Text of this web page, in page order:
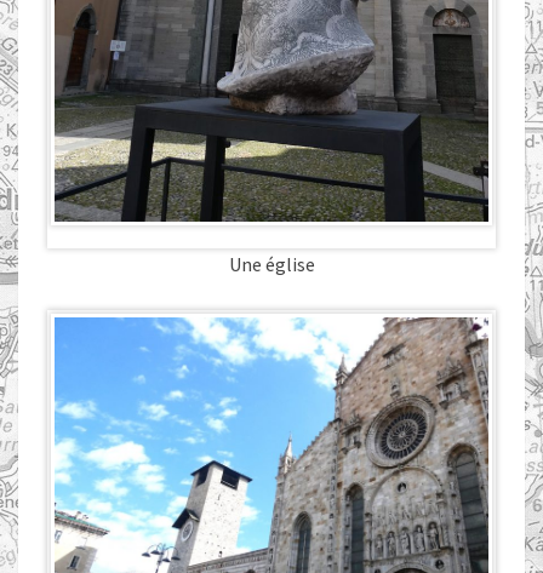
Une église